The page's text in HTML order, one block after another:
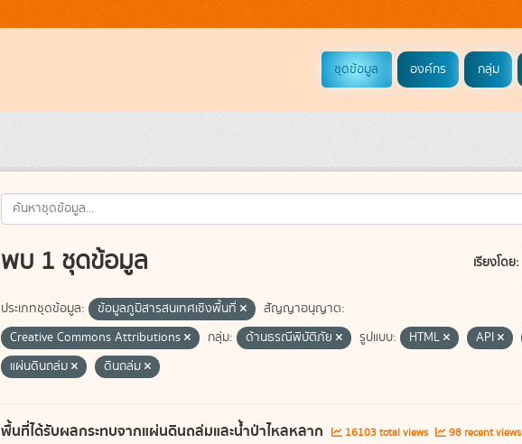
ชุดข้อมูล องค์กร กลุ่ม
เรียงโดย
พบ 1 ชุดข้อมูล
ประเภทชุดข้อมูล: ข้อมูลภูมิสารสนเทศเชิงพื้นที่
สัญญาอนุญาต:
Creative Commons Attributions
กลุ่ม: ด้านธรณีพิบัติภัย รูปแบบ: HTML API
แผ่นดินถล่ม
ดินถล่ม
พื้นที่ได้รับผลกระทบจากแผ่นดินถล่มและน้ำป่าไหลหลาก 16103 total views 98 recent views